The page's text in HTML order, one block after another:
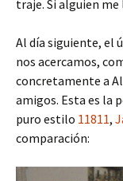
traje. Si alguien me
Al día siguiente, el
nos acercamos,
concretamente a
amigos. Esta es la
puro estilo 11811,
comparación: